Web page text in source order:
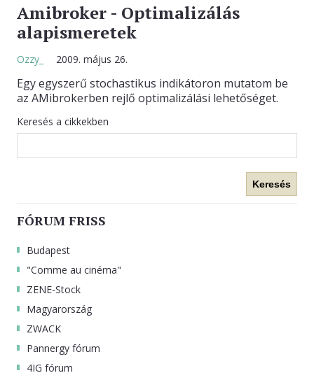
BLOGOK
ELŐFIZETÉS
KAPCSOLAT
Amibroker - Optimalizálás
alapismeretek
Ozzy_ 2009. május 26.
Egy egyszerű stochastikus indikátoron mutatom be
az AMibrokerben rejlő optimalizálási lehetőséget.
Keresés a cikkekben
Keresés
FÓRUM FRISS
Budapest
"Comme au cinéma"
ZENE-Stock
Magyarország
ZWACK
Pannergy fórum
4IG fórum